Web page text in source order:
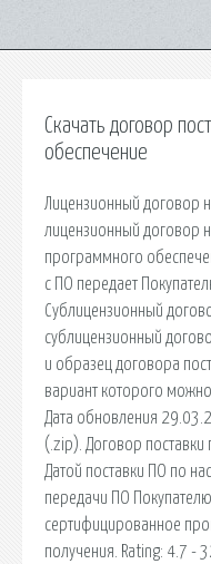
Скачать договор
обеспечение
Лицензионный договор
лицензионный договор
программного
с ПО передает
Сублицензионный
сублицензионный
и образец договора
вариант которого
Дата обновления
(.zip). Договор
Датой поставки ПО по
передачи ПО
сертифицированное
получения. Rating: 4.7 -